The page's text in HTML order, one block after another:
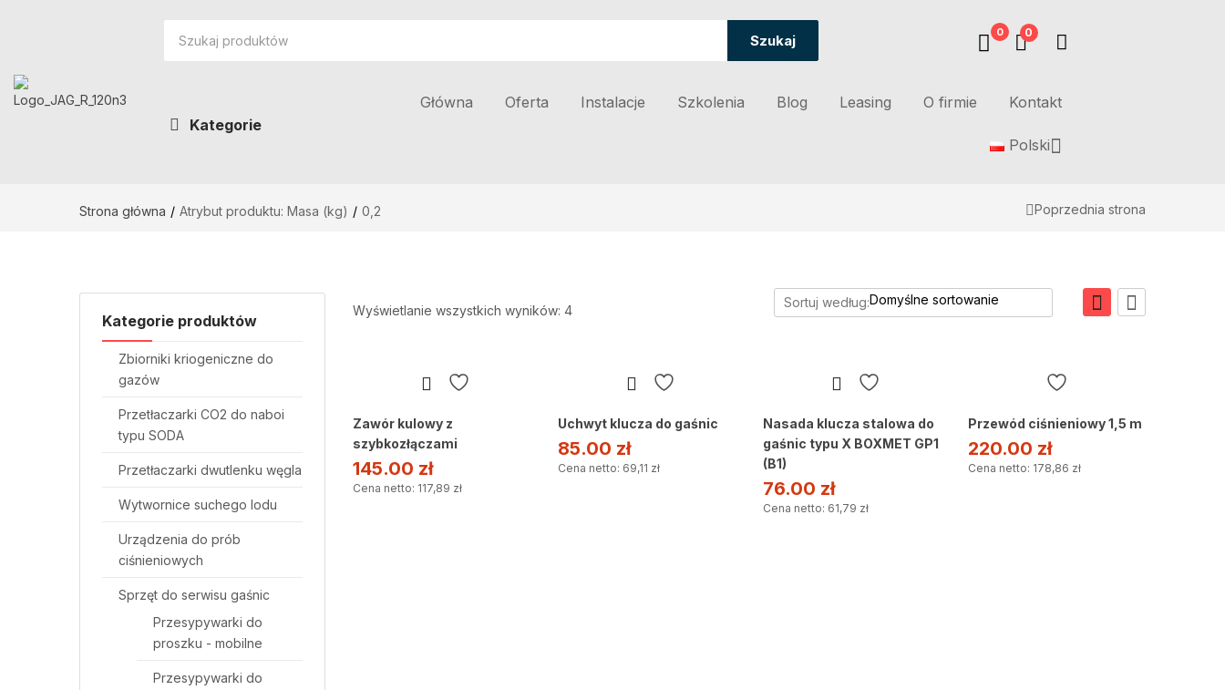
Szukaj 0 0
Kategorie
Główna Oferta Instalacje Szkolenia Blog Leasing O firmie Kontakt
Polski
Strona główna Atrybut produktu: Masa (kg) 0,2 Poprzednia strona
Kategorie produktów
Zbiorniki kriogeniczne do
gazów
Przetłaczarki CO2 do naboi
typu SODA
Przetłaczarki dwutlenku węgla
Wytwornice suchego lodu
Urządzenia do prób
ciśnieniowych
Sprzęt do serwisu gaśnic
Przesypywarki do
proszku - mobilne
Przesypywarki do
Wyświetlanie wszystkich wyników: 4
Sortuj według:
Zawór kulowy z
szybkozłączami
145.00 zł
Cena netto: 117,89 zł
Uchwyt klucza do gaśnic
85.00 zł
Cena netto: 69,11 zł
Nasada klucza stalowa do
gaśnic typu X BOXMET GP1
(B1)
76.00 zł
Cena netto: 61,79 zł
Przewód ciśnieniowy 1,5 m
220.00 zł
Cena netto: 178,86 zł